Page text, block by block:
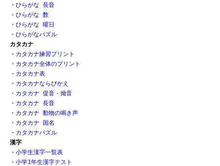
・ ひらがな 長音
・ ひらがな 数
・ ひらがな 曜日
・ ひらがなパズル
カタカナ
・ カタカナ練習プリント
・ カタカナ全体のプリント
・ カタカナ表
・ カタカナならびかえ
・ カタカナ 促音・拗音
・ カタカナ 長音
・ カタカナ 動物の鳴き声
・ カタカナ 国名
・ カタカナパズル
漢字
・ 小学生漢字一覧表
・ 小学1年生漢字テスト